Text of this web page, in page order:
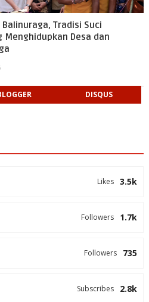
Tradisi Suci
Menghidupkan Desa dan
DISQUS
3.5k
Likes
1.7k
Followers
735
Followers
2.8k
Subscribes